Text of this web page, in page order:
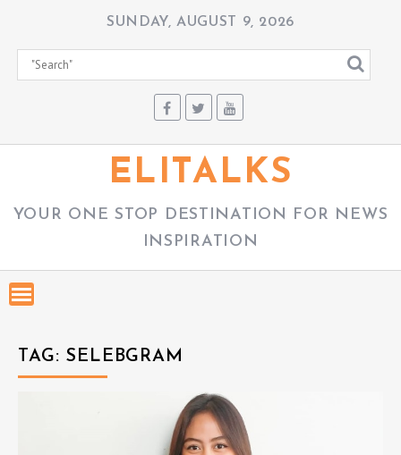
SUNDAY, AUGUST 9, 2026
ELITALKS
YOUR ONE STOP DESTINATION FOR NEWS
INSPIRATION
TAG: SELEBGRAM